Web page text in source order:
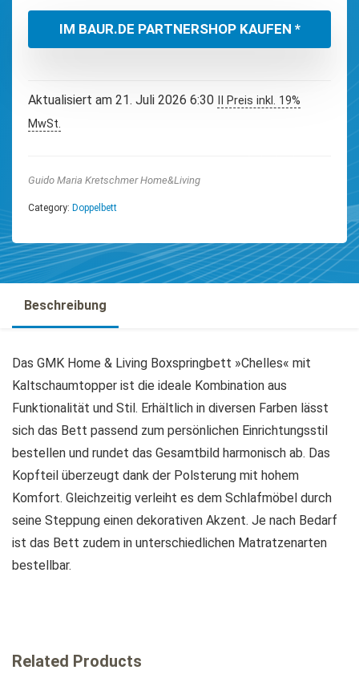
IM BAUR.DE PARTNERSHOP KAUFEN *
Aktualisiert am 21. Juli 2026 6:30
II Preis inkl. 19%
MwSt.
Guido Maria Kretschmer Home&Living
Category: Doppelbett
Beschreibung
Das GMK Home & Living Boxspringbett »Chelles« mit
Kaltschaumtopper ist die ideale Kombination aus
Funktionalität und Stil. Erhältlich in diversen Farben lässt
sich das Bett passend zum persönlichen Einrichtungsstil
bestellen und rundet das Gesamtbild harmonisch ab. Das
Kopfteil überzeugt dank der Polsterung mit hohem
Komfort. Gleichzeitig verleiht es dem Schlafmöbel durch
seine Steppung einen dekorativen Akzent. Je nach Bedarf
ist das Bett zudem in unterschiedlichen Matratzenarten
bestellbar.
Related Products